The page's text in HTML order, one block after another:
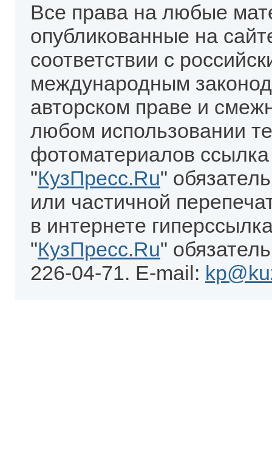
Все права на любые
опубликованные на
соответствии с
международным
авторском праве и
любом использовании
фотоматериалов
"КузПресс.Ru"
или частичной
в интернете
"КузПресс.Ru"
226-04-71. E-mail: